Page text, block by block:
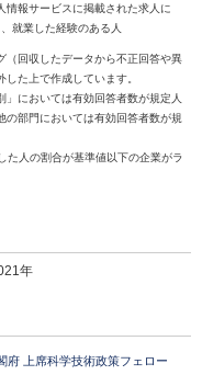
情報サービスに掲載された求人に
就業した経験のある人
回収したデータから不正回答や異
た上で作成しています。
においては有効回答者数が規定人
の部門においては有効回答者数が規
人の割合が基準値以下の企業がラ
年
府 上席科学技術政策フェロー